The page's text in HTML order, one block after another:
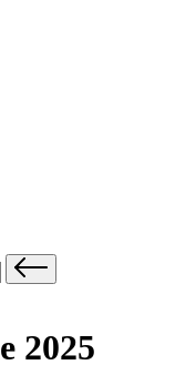
2025